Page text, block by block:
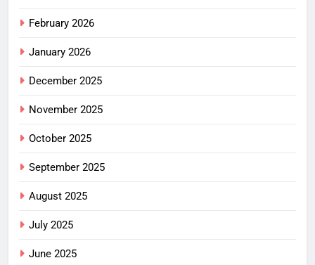
February 2026
January 2026
December 2025
November 2025
October 2025
September 2025
August 2025
July 2025
June 2025